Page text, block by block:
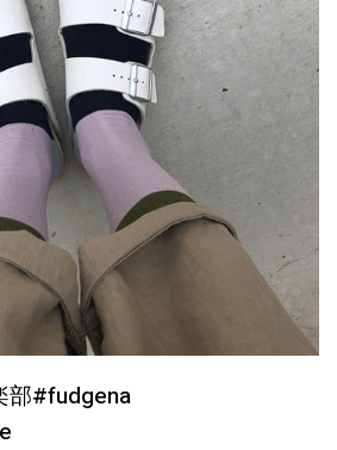
部#fudgena